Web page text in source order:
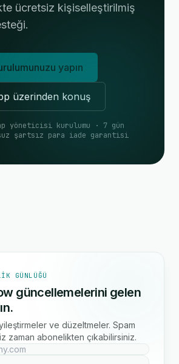
ücretsiz kişiselleştirilmiş
yapın
üzerinden konuş
yöneticisi kurulumu · 7 gün
şartsız para iade garantisi
GÜNLÜĞÜ
güncellemelerini gelen
ve düzeltmeler. Spam
zaman abonelikten çıkabilirsiniz.